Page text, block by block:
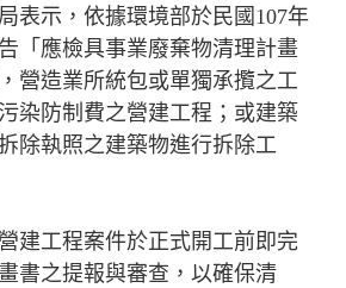
表示，依據環境部於民國107年
「應檢具事業廢棄物清理計畫
營造業所統包或單獨承攬之工
染防制費之營建工程；或建築
除執照之建築物進行拆除工
建工程案件於正式開工前即完
書之提報與審查，以確保清